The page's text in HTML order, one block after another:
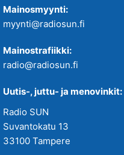
Mainosmyynti:
myynti@radiosun.fi
Mainostrafiikki:
radio@radiosun.fi
Uutis-, juttu- ja menovinkit:
Radio SUN
Suvantokatu 13
33100 Tampere